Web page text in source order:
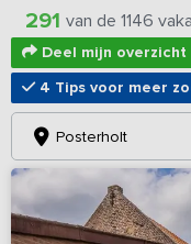
291 van de 1146
Deel mijn overzicht
4 Tips voor meer
Posterholt